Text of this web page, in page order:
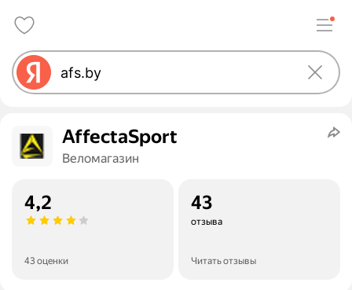
AffectaSport
Веломагазин
4,2
43 оценки
43
отзыва
Читать отзывы